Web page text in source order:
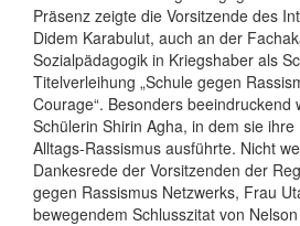
Präsenz zeigte die Vorsitzende des
Didem Karabulut, auch an der
Sozialpädagogik in Kriegshaber als
Titelverleihung „Schule gegen
Courage“. Besonders beeindruckend
Schülerin Shirin Agha, in dem sie
Alltags-Rassismus ausführte. Nicht
Dankesrede der Vorsitzenden der
gegen Rassismus Netzwerks, Frau
bewegendem Schlusszitat von